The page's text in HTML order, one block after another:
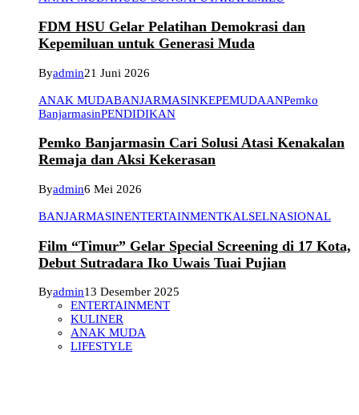
FDM HSU Gelar Pelatihan Demokrasi dan
Kepemiluan untuk Generasi Muda
Byadmin21 Juni 2026
ANAK MUDABANJARMASINKEPEMUDAANPemko
BanjarmasinPENDIDIKAN
Pemko Banjarmasin Cari Solusi Atasi Kenakalan
Remaja dan Aksi Kekerasan
Byadmin6 Mei 2026
BANJARMASINENTERTAINMENTKALSELNASIONAL
Film “Timur” Gelar Special Screening di 17 Kota,
Debut Sutradara Iko Uwais Tuai Pujian
Byadmin13 Desember 2025
ENTERTAINMENT
KULINER
ANAK MUDA
LIFESTYLE